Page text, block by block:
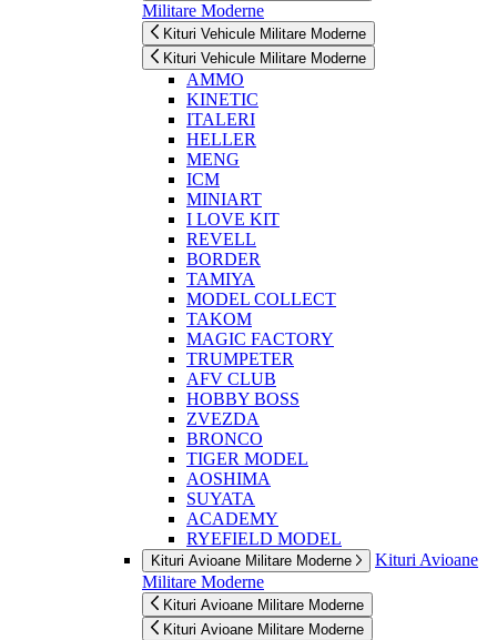
Militare Moderne
Kituri Vehicule Militare Moderne
Kituri Vehicule Militare Moderne
AMMO
KINETIC
ITALERI
HELLER
MENG
ICM
MINIART
I LOVE KIT
REVELL
BORDER
TAMIYA
MODEL COLLECT
TAKOM
MAGIC FACTORY
TRUMPETER
AFV CLUB
HOBBY BOSS
ZVEZDA
BRONCO
TIGER MODEL
AOSHIMA
SUYATA
ACADEMY
RYEFIELD MODEL
Kituri Avioane Militare Moderne
Kituri Avioane
Militare Moderne
Kituri Avioane Militare Moderne
Kituri Avioane Militare Moderne